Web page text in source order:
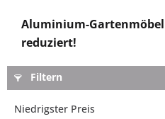
interessieren
sich
Gartenmöbel
aus
Aluminium
Aluminium-Gartenmöbel
reduziert!
Filtern